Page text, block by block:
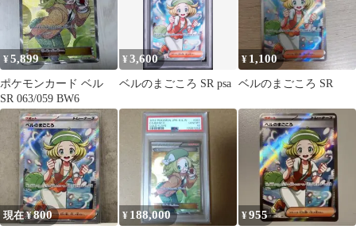
¥5,899
ポケモンカード ベル
SR 063/059 BW6
¥3,600
ベルのまごころ SR psa
¥ 1,100
ベルのまごころ SR
現在 ¥800 ¥ 188,000 ¥955